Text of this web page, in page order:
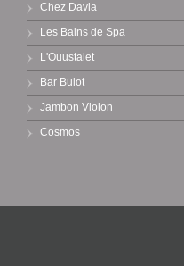
Chez Davia
Les Bains de Spa
L'Ouustalet
Bar Bulot
Jambon Violon
Cosmos